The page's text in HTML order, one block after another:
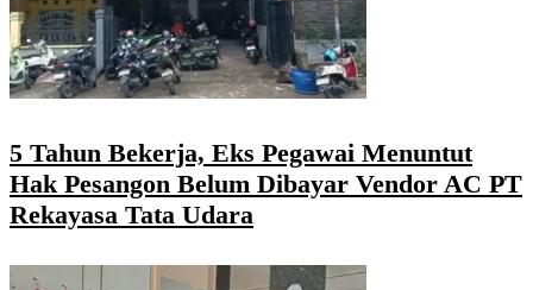
5 Tahun Bekerja, Eks Pegawai Menuntut
Hak Pesangon Belum Dibayar Vendor AC PT
Rekayasa Tata Udara